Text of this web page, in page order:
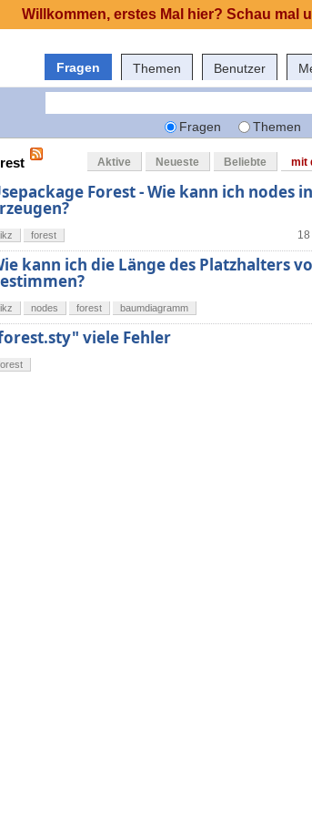
Fragen Themen Benutzer
Fragen Themen
Aktive Neueste Beliebte mit
Forest - Wie kann ich nodes
forest
kann ich die Länge des Platzhalters
nodes forest baumdiagramm
viele Fehler
Willkommen, erstes Mal hier? Schau mal